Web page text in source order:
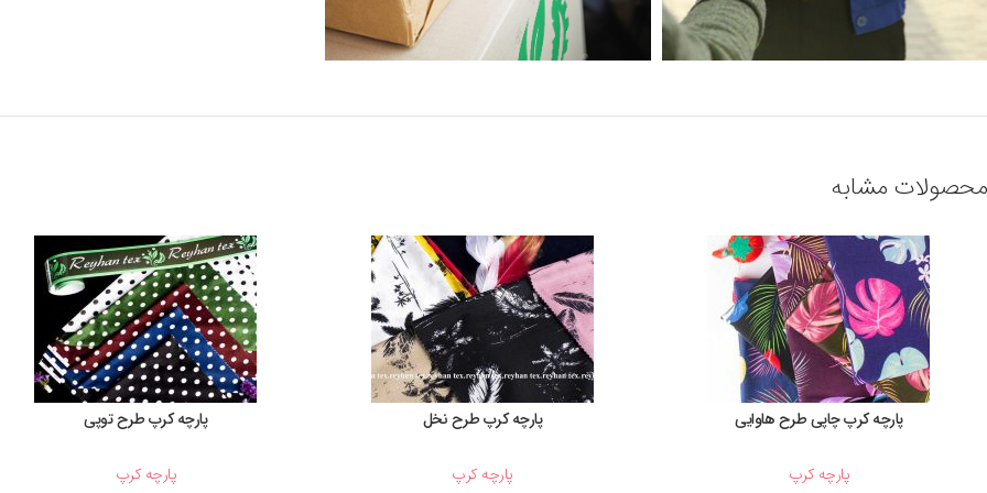
محصولات مشابه
پارچه کرپ چاپی طرح هاوایی
پارچه کرپ
پارچه کرپ طرح نخل
پارچه کرپ
پارچه کرپ طرح توپی
پارچه کرپ